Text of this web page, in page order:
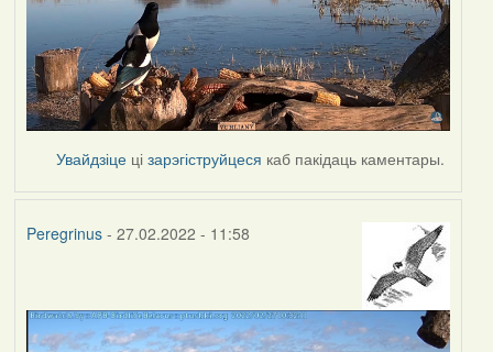
Увайдзіце цізарэгіструйцеся каб пакідаць каментары.
Peregrinus- 27.02.2022 - 11:58